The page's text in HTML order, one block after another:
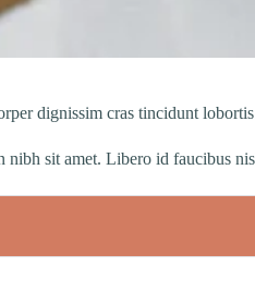
dignissim cras tincidunt
sit amet. Libero id faucibus